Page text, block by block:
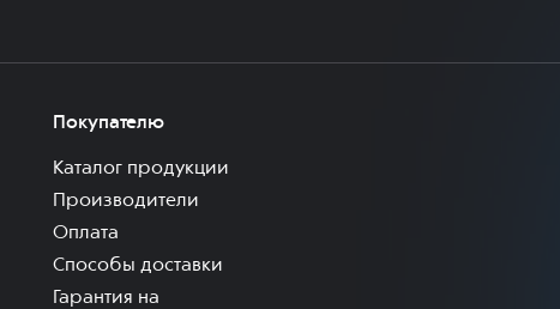
Покупателю
Каталог продукции
Производители
Оплата
Способы доставки
Гарантия на